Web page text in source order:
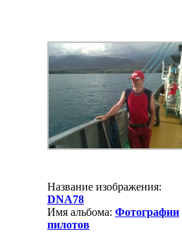
Название изображения:
DNA78
Имя альбома: Фотографии
пилотов